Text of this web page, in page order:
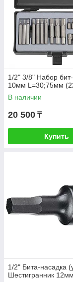
1/2" 3/8" Набор
10мм L=30;75мм
В наличии
20 500 ₸
Купить
1/2" Бита-насадка
Шестигранник